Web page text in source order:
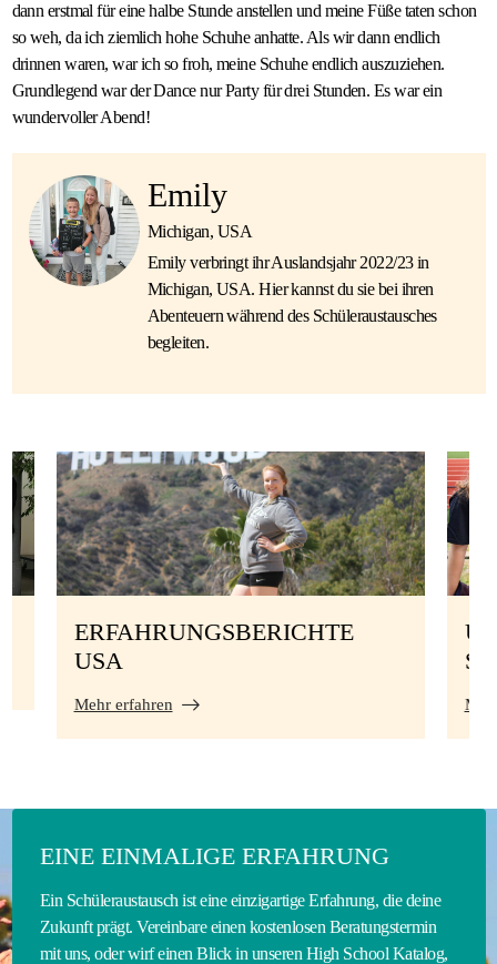
dann erstmal für eine halbe Stunde anstellen und meine Füße taten schon
so weh, da ich ziemlich hohe Schuhe anhatte. Als wir dann endlich
drinnen waren, war ich so froh, meine Schuhe endlich auszuziehen.
Grundlegend war der Dance nur Party für drei Stunden. Es war ein
wundervoller Abend!
Emily
Michigan, USA
Emily verbringt ihr Auslandsjahr 2022/23 in
Michigan, USA. Hier kannst du sie bei ihren
Abenteuern während des Schüleraustausches
begleiten.
ERFAHRUNGSBERICHTE
USA
Mehr erfahren
EINE EINMALIGE ERFAHRUNG
Ein Schüleraustausch ist eine einzigartige Erfahrung, die deine
Zukunft prägt. Vereinbare einen kostenlosen Beratungstermin
mit uns, oder wirf einen Blick in unseren High School Katalog,